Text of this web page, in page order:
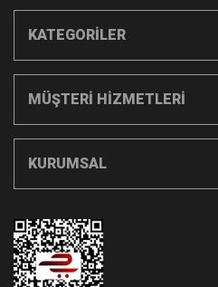
KATEGORİLER
MÜŞTERİ HİZMETLERİ
KURUMSAL